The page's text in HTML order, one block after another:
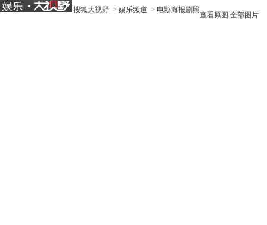
搜狐大视野 > 娱乐频道 > 电影海报剧照
查看原图 全部图片